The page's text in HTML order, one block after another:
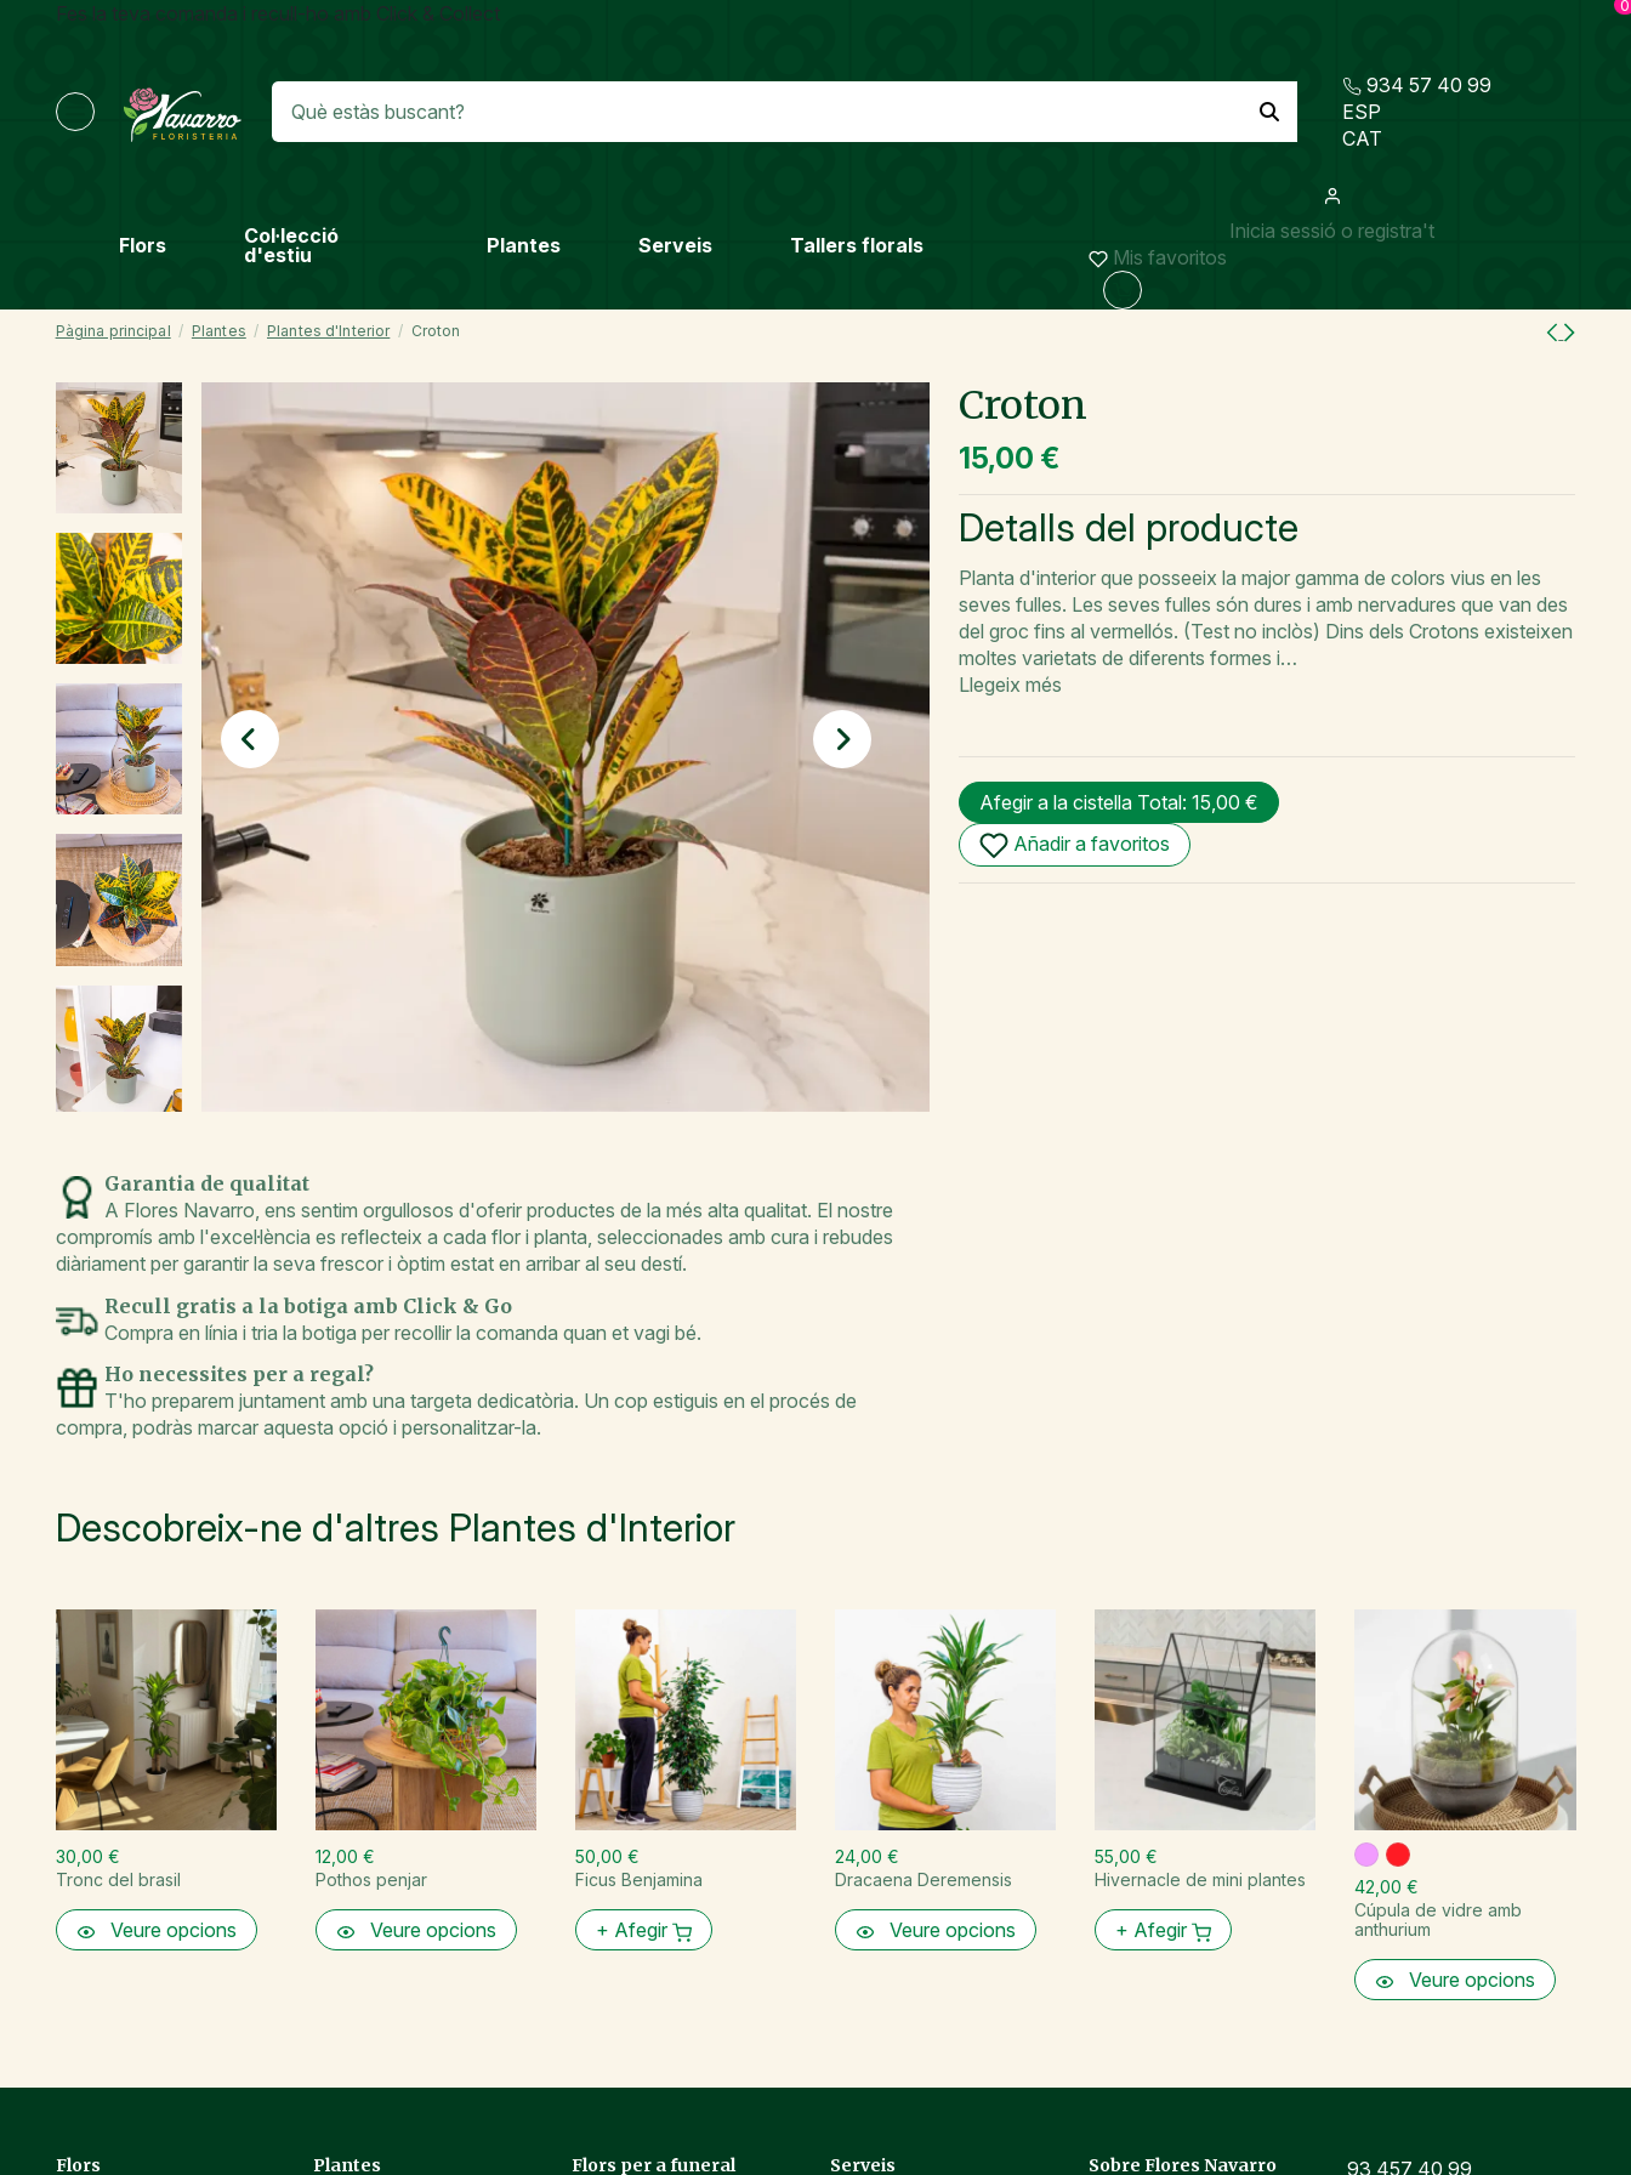
Fes la teva comanda i recull-ho amb Click & Collect
934 57 40 99
ESP
CAT
Flors
Col·lecció
d'estiu
Plantes Serveis Tallers florals
Inicia sessió o registra't
Mis favoritos
0
Pàgina principal Plantes Plantes d'Interior Croton
Garantia de qualitat
A Flores Navarro, ens sentim orgullosos d'oferir productes de la més alta qualitat. El nostre
compromís amb l'excel·lència es reflecteix a cada flor i planta, seleccionades amb cura i rebudes
diàriament per garantir la seva frescor i òptim estat en arribar al seu destí.
Recull gratis a la botiga amb Click & Go
Compra en línia i tria la botiga per recollir la comanda quan et vagi bé.
Ho necessites per a regal?
T'ho preparem juntament amb una targeta dedicatòria. Un cop estiguis en el procés de
compra, podràs marcar aquesta opció i personalitzar-la.
Croton
15,00 €
Detalls del producte
Planta d'interior que posseeix la major gamma de colors vius en les
seves fulles. Les seves fulles són dures i amb nervadures que van des
del groc fins al vermellós. (Test no inclòs) Dins dels Crotons existeixen
moltes varietats de diferents formes i…
Llegeix més
Afegir a la cistella Total: 15,00 €
Añadir a favoritos
Descobreix-ne d'altres Plantes d'Interior
30,00 €
Tronc del brasil
Veure opcions
12,00 €
Pothos penjar
Veure opcions
50,00 €
Ficus Benjamina
+ Afegir
24,00 €
Dracaena Deremensis
Veure opcions
55,00 €
Hivernacle de mini plantes
+ Afegir
42,00 €
Cúpula de vidre amb
anthurium
Veure opcions
Flors Plantes Flors per a funeral Serveis Sobre Flores Navarro 93 457 40 99